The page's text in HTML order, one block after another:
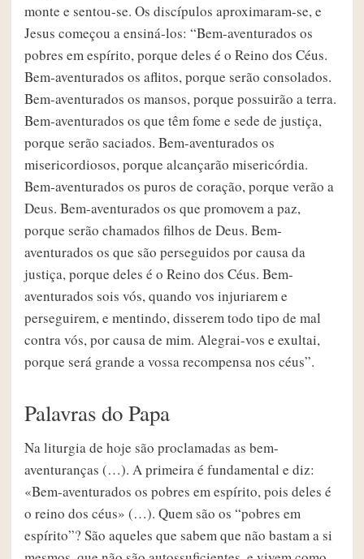
monte e sentou-se. Os discípulos aproximaram-se, e
Jesus começou a ensiná-los: “Bem-aventurados os
pobres em espírito, porque deles é o Reino dos Céus.
Bem-aventurados os aflitos, porque serão consolados.
Bem-aventurados os mansos, porque possuirão a terra.
Bem-aventurados os que têm fome e sede de justiça,
porque serão saciados. Bem-aventurados os
misericordiosos, porque alcançarão misericórdia.
Bem-aventurados os puros de coração, porque verão a
Deus. Bem-aventurados os que promovem a paz,
porque serão chamados filhos de Deus. Bem-
aventurados os que são perseguidos por causa da
justiça, porque deles é o Reino dos Céus. Bem-
aventurados sois vós, quando vos injuriarem e
perseguirem, e mentindo, disserem todo tipo de mal
contra vós, por causa de mim. Alegrai-vos e exultai,
porque será grande a vossa recompensa nos céus”.
Palavras do Papa
Na liturgia de hoje são proclamadas as bem-
aventuranças (…). A primeira é fundamental e diz:
«Bem-aventurados os pobres em espírito, pois deles é
o reino dos céus» (…). Quem são os “pobres em
espírito”? São aqueles que sabem que não bastam a si